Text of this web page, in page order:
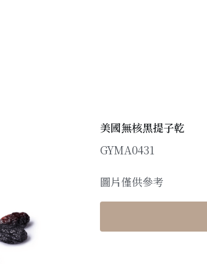
美國無核黑提子乾
GYMA0431
圖片僅供參考